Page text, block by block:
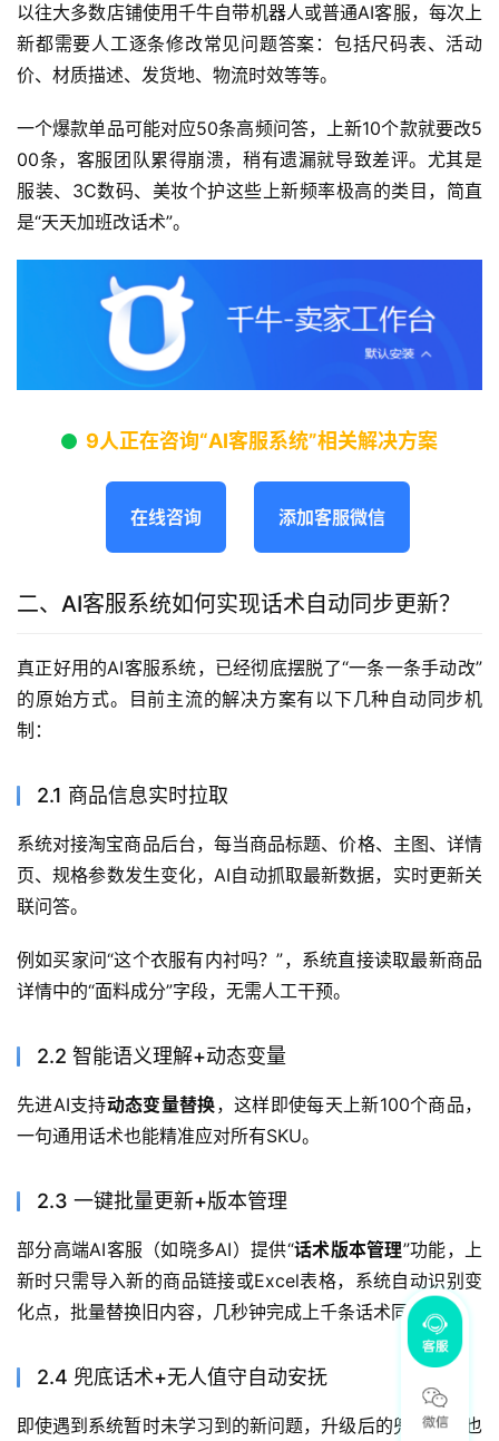
以往大多数店铺使用千牛自带机器人或普通AI客服，每次上
新都需要人工逐条修改常见问题答案：包括尺码表、活动
价、材质描述、发货地、物流时效等等。
一个爆款单品可能对应50条高频问答，上新10个款就要改5
00条，客服团队累得崩溃，稍有遗漏就导致差评。尤其是
服装、3C数码、美妆个护这些上新频率极高的类目，简直
是“天天加班改话术”。
9人正在咨询“AI客服系统”相关解决方案
在线咨询 添加客服微信
二、AI客服系统如何实现话术自动同步更新？
真正好用的AI客服系统，已经彻底摆脱了“一条一条手动改”
的原始方式。目前主流的解决方案有以下几种自动同步机
制：
2.1 商品信息实时拉取
系统对接淘宝商品后台，每当商品标题、价格、主图、详情
页、规格参数发生变化，AI自动抓取最新数据，实时更新关
联问答。
例如买家问“这个衣服有内衬吗？”，系统直接读取最新商品
详情中的“面料成分”字段，无需人工干预。
2.2 智能语义理解+动态变量
先进AI支持动态变量替换，这样即使每天上新100个商品，
一句通用话术也能精准应对所有SKU。
2.3 一键批量更新+版本管理
部分高端AI客服（如晓多AI）提供“话术版本管理”功能，上
新时只需导入新的商品链接或Excel表格，系统自动识别变
化点，批量替换旧内容，几秒钟完成上千条话术同步。
2.4 兜底话术+无人值守自动安抚
即使遇到系统暂时未学习到的新问题，升级后的兜底机制也